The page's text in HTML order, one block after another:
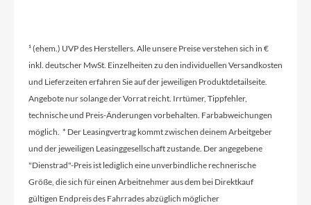
Griffe
KOGA Sport
Shimano Alfine 11
Rahmenmaterial
¹ (ehem.) UVP des Herstellers. Alle unsere Preise verstehen sich in €
inkl. deutscher MwSt. Einzelheiten zu den individuellen Versandkosten
und Lieferzeiten erfahren Sie auf der jeweiligen Produktdetailseite.
Angebote nur solange der Vorrat reicht. Irrtümer, Tippfehler,
technische und Preis-Änderungen vorbehalten. Farbabweichungen
möglich. * Der Leasingvertrag kommt zwischen deinem Arbeitgeber
und der jeweiligen Leasinggesellschaft zustande. Der angegebene
"Dienstrad"-Preis ist lediglich eine unverbindliche rechnerische
Größe, die sich für einen Arbeitnehmer aus dem bei Direktkauf
gültigen Endpreis des Fahrrades abzüglich möglicher